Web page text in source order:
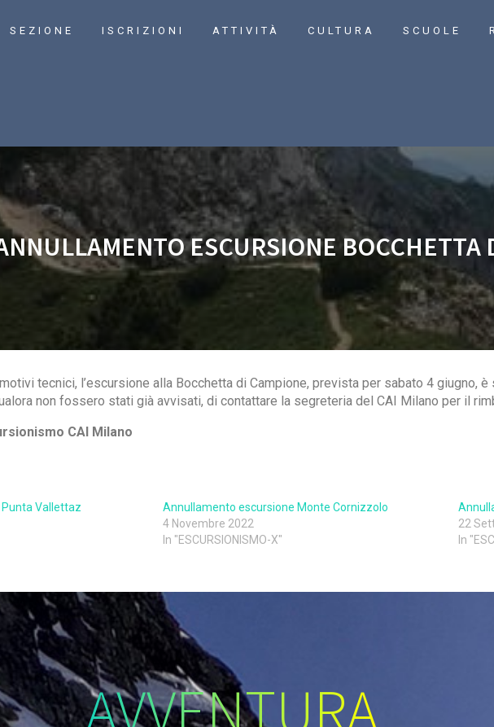
SEZIONE ISCRIZIONI ATTIVITÀ CULTURA SCUOLE
ESCURSIONE BOCCHETTA
tecnici, l’escursione alla Bocchetta di Campione, prevista per sabato 4 giugno, è
non fossero stati già avvisati, di contattare la segreteria del CAI Milano per il
CAI Milano
Vallettaz
Annullamento escursione Monte Cornizzolo
4 Novembre 2022
In "ESCURSIONISMO-X"
22
In
AVVENTURA